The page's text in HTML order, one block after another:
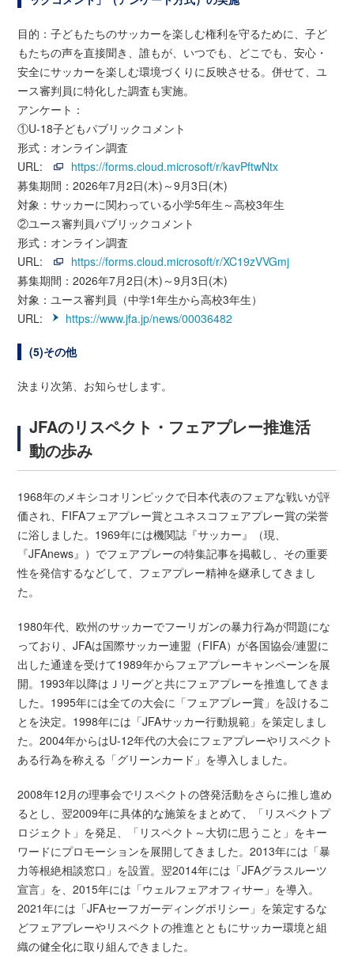
目的：子どもたちのサッカーを楽しむ権利を守るために、子ど
もたちの声を直接聞き、誰もが、いつでも、どこでも、安心・
安全にサッカーを楽しむ環境づくりに反映させる。併せて、ユ
ース審判員に特化した調査も実施。
アンケート：
①U-18子どもパブリックコメント
形式：オンライン調査
URL:
https://forms.cloud.microsoft/r/kavPftwNtx
募集期間：2026年7月2日(木)～9月3日(木)
対象：サッカーに関わっている小学5年生～高校3年生
②ユース審判員パブリックコメント
形式：オンライン調査
URL:
https://forms.cloud.microsoft/r/XC19zVVGmj
募集期間：2026年7月2日(木)～9月3日(木)
対象：ユース審判員（中学1年生から高校3年生）
URL:
https://www.jfa.jp/news/00036482
(5)その他
決まり次第、お知らせします。
JFAのリスペクト・フェアプレー推進活
動の歩み
1968年のメキシコオリンピックで日本代表のフェアな戦いが評
価され、FIFAフェアプレー賞とユネスコフェアプレー賞の栄誉
に浴しました。1969年には機関誌『サッカー』（現、
『JFAnews』）でフェアプレーの特集記事を掲載し、その重要
性を発信するなどして、フェアプレー精神を継承してきまし
た。
1980年代、欧州のサッカーでフーリガンの暴力行為が問題にな
っており、JFAは国際サッカー連盟（FIFA）が各国協会/連盟に
出した通達を受けて1989年からフェアプレーキャンペーンを展
開。1993年以降はＪリーグと共にフェアプレーを推進してきま
した。1995年には全ての大会に「フェアプレー賞」を設けるこ
とを決定。1998年には「JFAサッカー行動規範」を策定しまし
た。2004年からはU-12年代の大会にフェアプレーやリスペクト
ある行為を称える「グリーンカード」を導入しました。
2008年12月の理事会でリスペクトの啓発活動をさらに推し進め
るとし、翌2009年に具体的な施策をまとめて、「リスペクトプ
ロジェクト」を発足、「リスペクト～大切に思うこと」をキー
ワードにプロモーションを展開してきました。2013年には「暴
力等根絶相談窓口」を設置。翌2014年には「JFAグラスルーツ
宣言」を、2015年には「ウェルフェアオフィサー」を導入。
2021年には「JFAセーフガーディングポリシー」を策定するな
どフェアプレーやリスペクトの推進とともにサッカー環境と組
織の健全化に取り組んできました。